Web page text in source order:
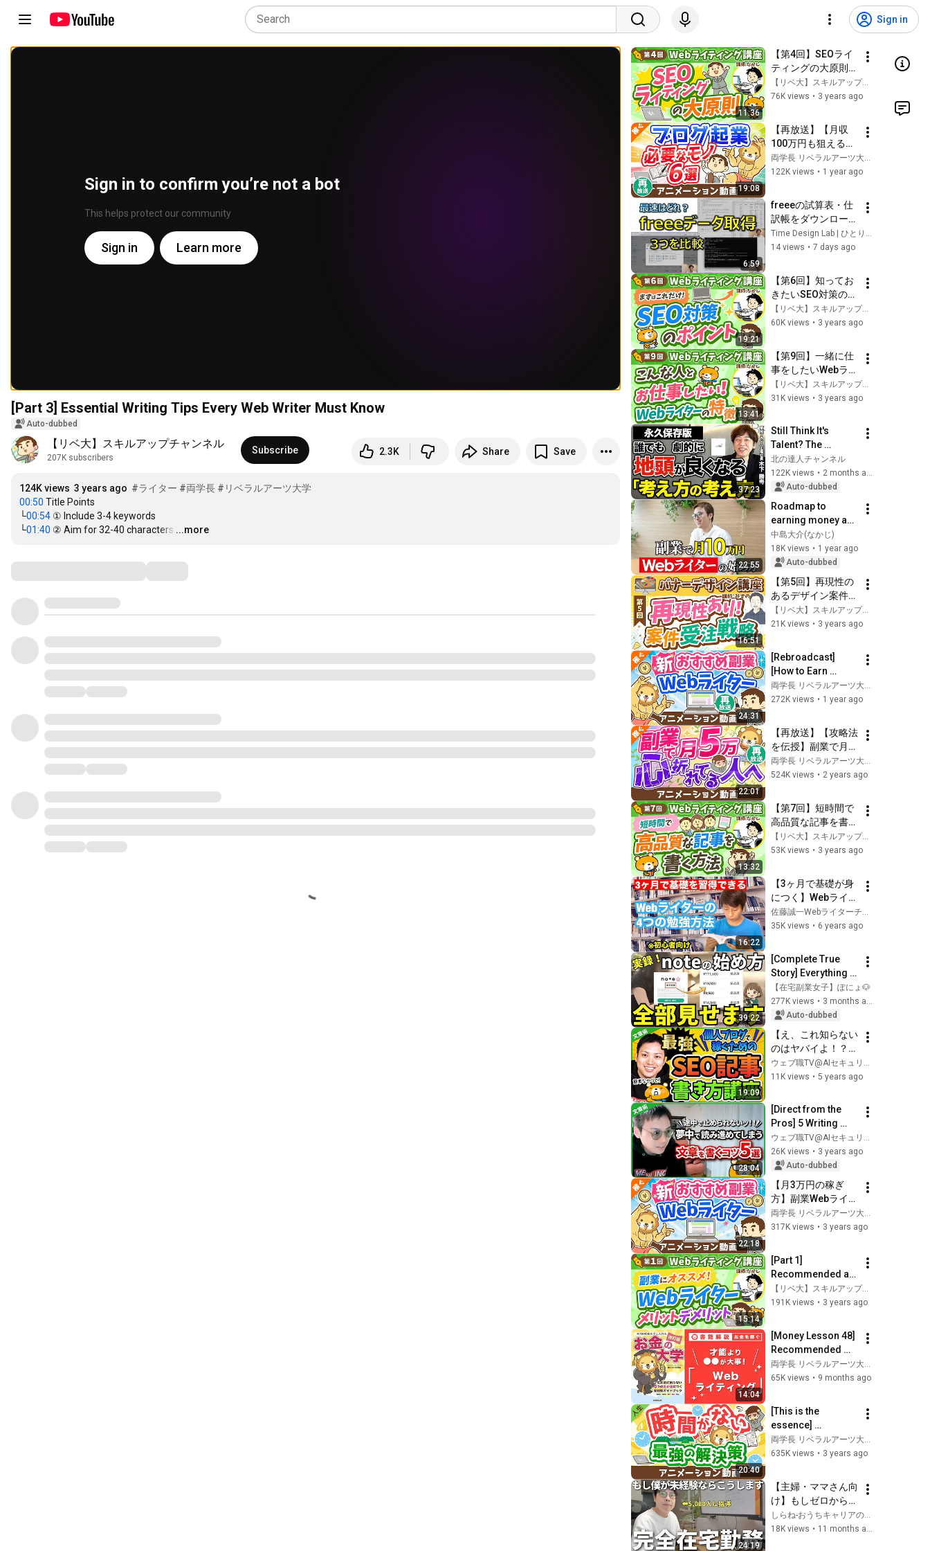
Sign in
Sign in to confirm you’re not a bot
This helps protect our community
Sign in Learn more
[Part 3] Essential Writing Tips Every Web Writer Must Know
Auto-dubbed
【リベ大】スキルアップチャンネル
207K subscribers
Subscribe 2.3K Share Save
124K views 3 years ago #ライター #両学長 #リベラルアーツ大学
00:50 Title Points
└00:54 ① Include 3-4 keywords
└01:40 ② Aim for 32-40 characters …
...more
11:36
【第4回】SEOライ
ティングの大原則
【Webライティング
講座】
【リベ大】スキルアップチャンネル
76K views • 3 years ago
19:08
【再放送】【月収
100万円も狙える】
ブログ起業のために
買うべきもの6選
【稼ぐ 実践編】：
（アニメ動画）第
325回
両学長 リベラルアーツ大学
122K views • 1 year ago
6:59
freeeの試算表・仕
訳帳をダウンロード
する3つの方法｜直
接・Claude MCP・
14 views • 7 days ago
19:21
【第6回】知ってお
きたいSEO対策のポ
イント【Webライテ
ィング講座】
【リベ大】スキルアップチャンネル
60K views • 3 years ago
13:41
【第9回】一緒に仕
事をしたいWebライ
ターの特徴【Webラ
イティング講座】
【リベ大】スキルアップチャンネル
31K views • 3 years ago
37:23
Still Think It's
Talent? The
"Thinking Patterns"
to Improve Your
Natural
Intelligence in 3
Weeks
北の達人チャンネル
122K views •
2 months ago
Auto-dubbed
22:55
Roadmap to
earning money as
a web writer
中島大介(なかじ)
18K views • 1 year ago
Auto-dubbed
16:51
【第5回】再現性の
あるデザイン案件受
注戦略【半年で月収
3万円を目指すバナ
【リベ大】スキルアップチャンネル
21K views • 3 years ago
24:31
[Rebroadcast]
[How to Earn
30,000 Yen a
Month] A Thorough
"Appeal" and
"Pitfal...
両学長 リベラルアーツ大学
272K views • 1 year ago
22:01
【再放送】【攻略法
を伝授】副業で月5
万円稼ぐための9つ
のポイント【稼ぐ
動画）第153回
両学長 リベラルアーツ大学
524K views • 2 years ago
13:32
【第7回】短時間で
高品質な記事を書く
方法【Webライティ
ング講座】
【リベ大】スキルアップチャンネル
53K views • 3 years ago
16:22
【3ヶ月で基礎が身
につく】Webライタ
ーの4つの勉強方法
35K views • 6 years ago
39:22
[Complete True
Story] Everything
from registering
for note to
monetizing it
revealed!
【在宅副業女子】ぽにょ🐶
277K views •
Auto-dubbed
19:09
【え、これ知らない
のはヤバイよ！？】
ブログ初心者でも知
っておくべきSEOラ
11K views • 5 years ago
28:04
[Direct from the
Pros] 5 Writing
Tips to Keep Your
Readers Engaged
to the End
ウェブ職TV@AIセキュリティ専門
26K views • 3 years ago
Auto-dubbed
22:18
【月3万円の稼ぎ
方】副業Webライタ
ーの「魅力」「落と
し穴」を徹底解説
（アニメ動画）第
259回
両学長 リベラルアーツ大学
317K views • 3 years ago
15:14
[Part 1]
Recommended as
a side job! The
pros and cons of
writer"
【リベ大】スキルアップチャンネル
191K views • 3 years ago
14:04
[Money Lesson 48]
Recommended
Side Hustle
Introduction Part 3:
[Revised Edition:
Mone...
両学長 リベラルアーツ大学
65K views • 9 months ago
20:40
[This is the
essence]
Explaining the
"best solution" to
[Philosophy of
life]: (Animat...
両学長 リベラルアーツ大学
635K views • 3 years ago
24:19
【主婦・ママさん向
け】もしゼロから在
宅ワークを始めるな
ら、絶対この順番で
しらね-おうちキャリアの始め方
18K views • 11 months ago